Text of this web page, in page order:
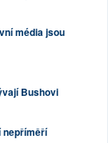
média jsou
Bushovi
nepříměří